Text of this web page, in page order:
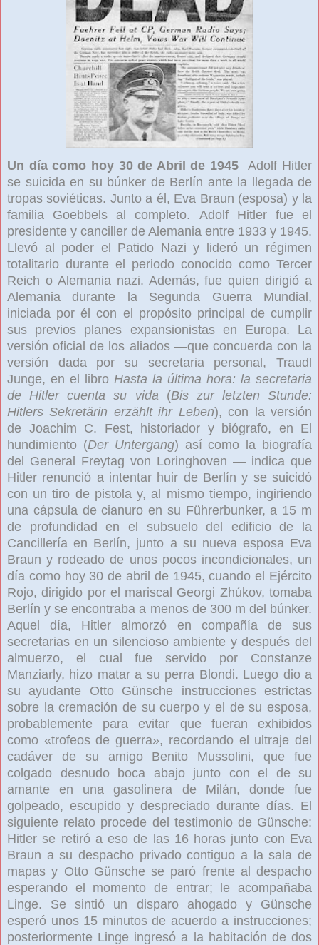
Un día como hoy 30 de Abril de 1945
Adolf Hitler
se suicida en su búnker de Berlín ante la llegada de
tropas soviéticas. Junto a él, Eva Braun (esposa) y la
familia Goebbels al completo.
Adolf Hitler
fue el
presidente y canciller de Alemania entre 1933 y 1945.
Llevó al poder el Patido Nazi y lideró un régimen
totalitario durante el periodo conocido como Tercer
Reich o Alemania nazi. Además, fue quien dirigió a
Alemania durante la Segunda Guerra Mundial,
iniciada por él con el propósito principal de cumplir
sus previos planes expansionistas en Europa. La
versión oficial de los aliados —que concuerda con la
versión dada por su secretaria personal, Traudl
Junge, en el libro Hasta la última hora: la secretaria
de Hitler cuenta su vida
(Bis zur letzten Stunde:
Hitlers Sekretärin erzählt ihr Leben), con la versión
de Joachim C. Fest, historiador y biógrafo, en El
hundimiento (Der Untergang) así como la biografía
del General Freytag von Loringhoven — indica que
Hitler renunció a intentar huir de Berlín y se suicidó
con un tiro de pistola y, al mismo tiempo, ingiriendo
una cápsula de cianuro en su Führerbunker, a 15 m
de profundidad en el subsuelo del edificio de la
Cancillería en Berlín, junto a su nueva esposa Eva
Braun y rodeado de unos pocos incondicionales, un
día como hoy 30 de abril de 1945, cuando el Ejército
Rojo, dirigido por el mariscal Georgi Zhúkov, tomaba
Berlín y se encontraba a menos de 300 m del búnker.
Aquel día, Hitler almorzó en compañía de sus
secretarias en un silencioso ambiente y después del
almuerzo, el cual fue servido por Constanze
Manziarly, hizo matar a su perra Blondi. Luego dio a
su ayudante Otto Günsche
instrucciones estrictas
sobre la cremación de su cuerpo y el de su esposa,
probablemente para evitar que fueran exhibidos
como «trofeos de guerra», recordando el ultraje del
cadáver de su amigo Benito Mussolini, que fue
colgado desnudo boca abajo junto con el de su
amante en una gasolinera de Milán, donde fue
golpeado, escupido y despreciado durante días. El
siguiente relato procede del testimonio de Günsche:
Hitler se retiró a eso de las 16 horas junto con Eva
Braun a su despacho privado contiguo a la sala de
mapas y Otto Günsche se paró frente al despacho
esperando el momento de entrar; le acompañaba
Linge. Se sintió un disparo ahogado y Günsche
esperó unos 15 minutos de acuerdo a instrucciones;
posteriormente Linge ingresó a la habitación de dos